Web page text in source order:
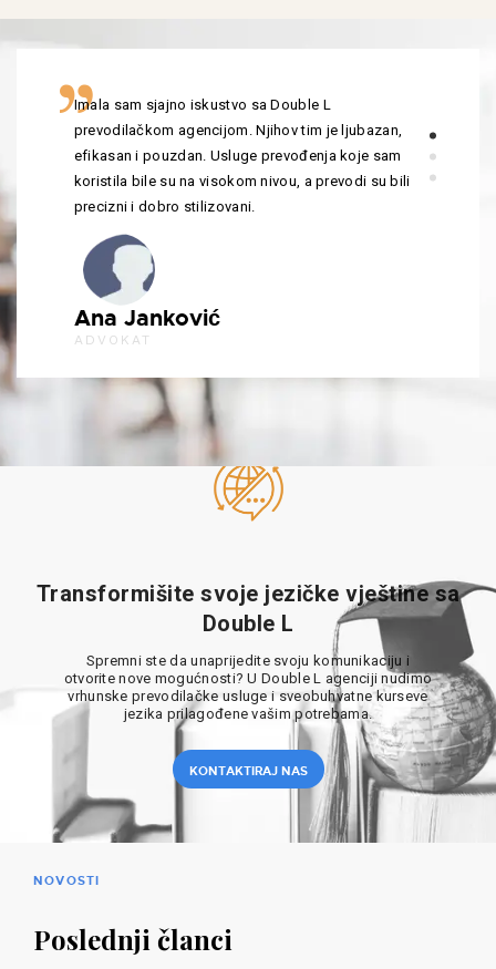
Imala sam sjajno iskustvo sa Double L
prevodilačkom agencijom. Njihov tim je ljubazan,
efikasan i pouzdan. Usluge prevođenja koje sam
koristila bile su na visokom nivou, a prevodi su bili
precizni i dobro stilizovani.
Ana Janković
ADVOKAT
Transformišite svoje jezičke vještine sa
Double L
Spremni ste da unaprijedite svoju komunikaciju i
otvorite nove mogućnosti? U Double L agenciji nudimo
vrhunske prevodilačke usluge i sveobuhvatne kurseve
jezika prilagođene vašim potrebama.
KONTAKTIRAJ NAS
NOVOSTI
Poslednji članci